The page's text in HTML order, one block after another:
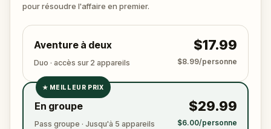
🔎 Rassemblez les indices, interrogez les
qu’il ne frappe à nouveau. Préparez de quoi noter
les preuves.
pour résoudre l'affaire en premier.
Aventure à deux
Duo · accès sur 2 appareils
$17.99
$8.99/personne
✓
✓
★ MEILLEUR PRIX
En groupe
Pass groupe · Jusqu'à 5 appareils
$29.99
$6.00/personne